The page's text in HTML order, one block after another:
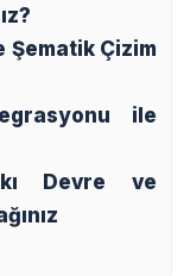
Şematik Çizim
ile
Devre ve